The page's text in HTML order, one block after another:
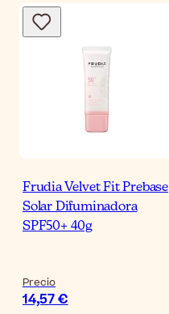
Frudia Velvet Fit Prebase
Solar Difuminadora
SPF50+ 40g
Precio
14,57 €